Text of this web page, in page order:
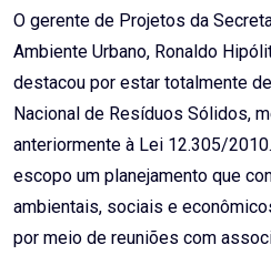
O gerente de Projetos da
Ambiente Urbano, Ronaldo
destacou por estar totalmente
Nacional de Resíduos Sólidos,
anteriormente à Lei 12.305/
escopo um planejamento que
ambientais, sociais e
por meio de reuniões com